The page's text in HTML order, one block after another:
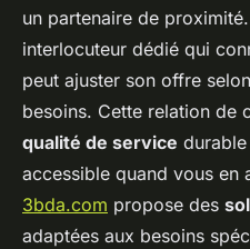
un partenaire de
interlocuteur dédié qui
peut ajuster son offre
besoins. Cette relation de
qualité de service
accessible quand vous en
3bda.com propose des
adaptées aux besoins